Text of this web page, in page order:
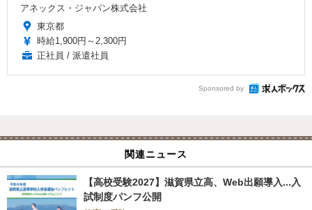
アネックス・ジャパン株式会社
東京都
時給1,900円～2,300円
正社員 / 派遣社員
Sponsored by
関連ニュース
【高校受験2027】滋賀県立高、Web出願導入...入
試制度パンフ公開